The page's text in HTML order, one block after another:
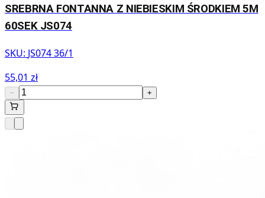
SREBRNA FONTANNA Z NIEBIESKIM ŚRODKIEM 5M
60SEK JS074
SKU: JS074 36/1
55,01 zł
− +